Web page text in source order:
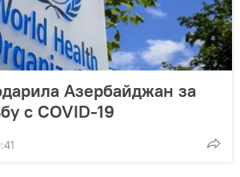
Азербайджан за
с COVID-19